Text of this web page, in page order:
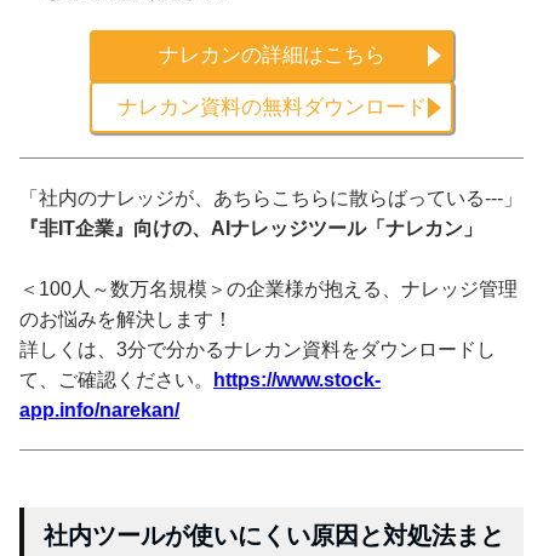
ナレカンの詳細はこちら
ナレカン資料の無料ダウンロード
「社内のナレッジが、あちらこちらに散らばっている---」
『非IT企業』向けの、AIナレッジツール「ナレカン」
＜100人～数万名規模＞の企業様が抱える、ナレッジ管理
のお悩みを解決します！
詳しくは、3分で分かるナレカン資料をダウンロードし
て、ご確認ください。
https://www.stock-
app.info/narekan/
社内ツールが使いにくい原因と対処法まと